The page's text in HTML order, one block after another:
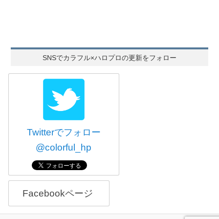
SNSでカラフル×ハロプロの更新をフォロー
Twitterでフォロー
@colorful_hp
Facebookページ